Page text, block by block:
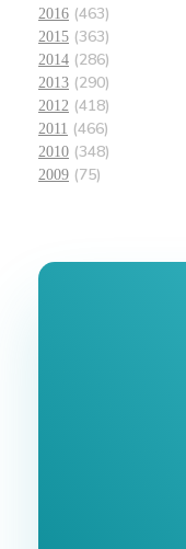
2016 (463)
2015 (363)
2014 (286)
2013 (290)
2012 (418)
2011 (466)
2010 (348)
2009 (75)